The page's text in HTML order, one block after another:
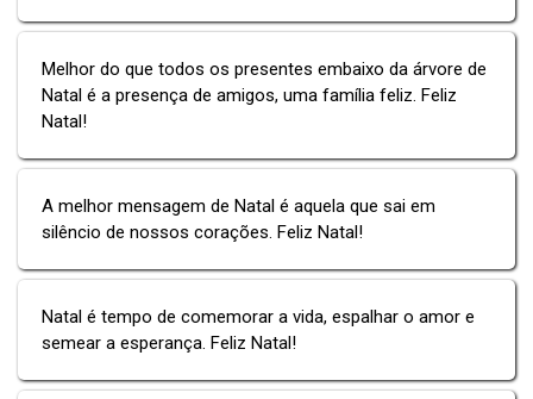
Melhor do que todos os presentes embaixo da árvore de
Natal é a presença de amigos, uma família feliz. Feliz
Natal!
A melhor mensagem de Natal é aquela que sai em
silêncio de nossos corações. Feliz Natal!
Natal é tempo de comemorar a vida, espalhar o amor e
semear a esperança. Feliz Natal!